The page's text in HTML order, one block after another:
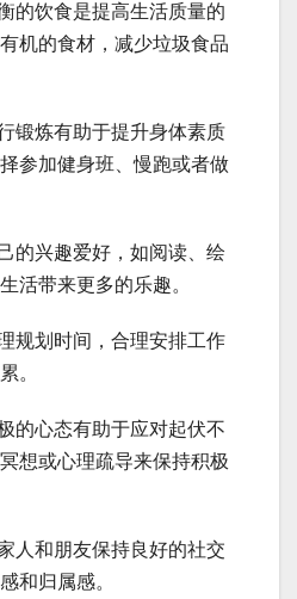
的饮食是提高生活质量的
机的食材，减少垃圾食品
锻炼有助于提升身体素质
参加健身班、慢跑或者做
的兴趣爱好，如阅读、绘
活带来更多的乐趣。
规划时间，合理安排工作
。
的心态有助于应对起伏不
想或心理疏导来保持积极
人和朋友保持良好的社交
和归属感。